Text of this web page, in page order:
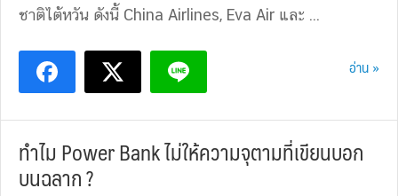
ชาติไต้หวัน ดังนี้ China Airlines, Eva Air และ ...
อ่าน »
ทำไม Power Bank ไม่ให้ความจุตามที่เขียนบอก
บนฉลาก ?